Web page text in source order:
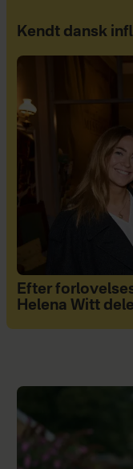
Kendt dansk
Efter
Helena Witt